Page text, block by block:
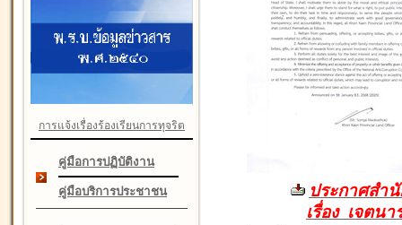
การแจ้งเรื่องร้องเรียนการทุจริต
คู่มือการปฏิบัติงาน
คู่มือบริการประชาชน
ประกาศสำ
เรื่อง เจตน